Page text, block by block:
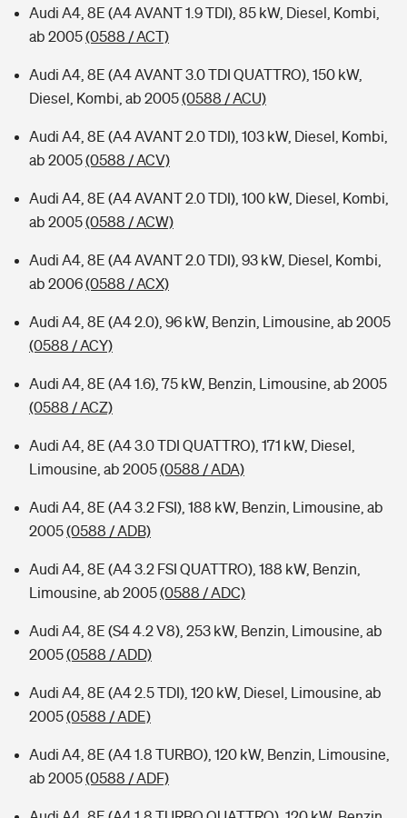
Audi A4, 8E (A4 AVANT 1.9 TDI), 85 kW, Diesel, Kombi,
ab 2005(0588 / ACT)
Audi A4, 8E (A4 AVANT 3.0 TDI QUATTRO), 150 kW,
Diesel, Kombi, ab 2005(0588 / ACU)
Audi A4, 8E (A4 AVANT 2.0 TDI), 103 kW, Diesel, Kombi,
ab 2005(0588 / ACV)
Audi A4, 8E (A4 AVANT 2.0 TDI), 100 kW, Diesel, Kombi,
ab 2005(0588 / ACW)
Audi A4, 8E (A4 AVANT 2.0 TDI), 93 kW, Diesel, Kombi,
ab 2006(0588 / ACX)
Audi A4, 8E (A4 2.0), 96 kW, Benzin, Limousine, ab 2005
(0588 / ACY)
Audi A4, 8E (A4 1.6), 75 kW, Benzin, Limousine, ab 2005
(0588 / ACZ)
Audi A4, 8E (A4 3.0 TDI QUATTRO), 171 kW, Diesel,
Limousine, ab 2005(0588 / ADA)
Audi A4, 8E (A4 3.2 FSI), 188 kW, Benzin, Limousine, ab
2005(0588 / ADB)
Audi A4, 8E (A4 3.2 FSI QUATTRO), 188 kW, Benzin,
Limousine, ab 2005(0588 / ADC)
Audi A4, 8E (S4 4.2 V8), 253 kW, Benzin, Limousine, ab
2005(0588 / ADD)
Audi A4, 8E (A4 2.5 TDI), 120 kW, Diesel, Limousine, ab
2005(0588 / ADE)
Audi A4, 8E (A4 1.8 TURBO), 120 kW, Benzin, Limousine,
ab 2005(0588 / ADF)